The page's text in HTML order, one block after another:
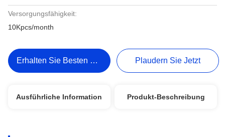
Versorgungsfähigkeit:
10Kpcs/month
Erhalten Sie Besten Preis Plaudern Sie Jetzt
Ausführliche Information Produkt-Beschreibung